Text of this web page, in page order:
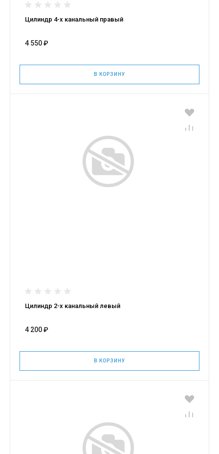
Цилиндр 4-х канальный правый
4 550 ₽
В КОРЗИНУ
Цилиндр 2-х канальный левый
4 200 ₽
В КОРЗИНУ